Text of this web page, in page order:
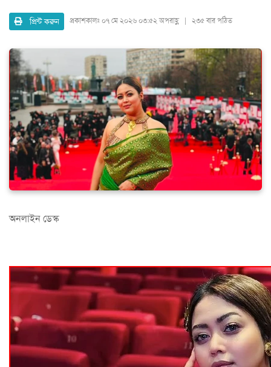
প্রিন্ট করুন প্রকাশকালঃ ০৭ মে ২০২৬ ০৩:৫২ অপরাহ্ণ | ২৩৫ বার পঠিত
অনলাইন ডেস্ক